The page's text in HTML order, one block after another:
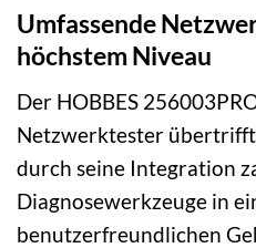
Umfassende
höchstem Niveau
Der HOBBES
Netzwerktester
durch seine Integration
Diagnosewerkzeuge in
benutzerfreundlichen